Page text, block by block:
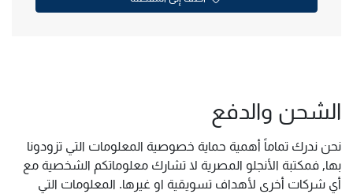
الشحن والدفع
نحن ندرك تماماً أهمية حماية خصوصية المعلومات التي تزودونا
بها, فمكتبة الأنجلو المصرية لا تشارك معلوماتكم الشخصية مع
أي شركات أخرى لأهداف تسويقية او غيرها. المعلومات التي